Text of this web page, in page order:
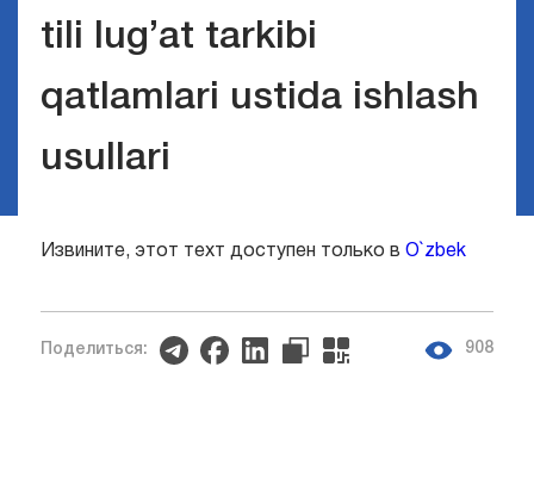
tili lug’at tarkibi
qatlamlari ustida ishlash
usullari
Извините, этот техт доступен только в O`zbek
Поделиться: 908